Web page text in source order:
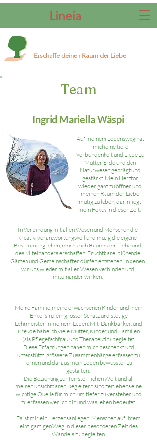
Erschaffe deinen Raum der Liebe
Lineia
Team
Ingrid Mariella Wäspi
Auf meinem Lebensweg hat
mich eine tiefe
Verbundenheit und Liebe zu
Mutter Erde und den
Naturwesen geprägt und
gestärkt. Mein Herztor
wieder ganz zu öffnen und
meinen Raum der Liebe
mutig zu leben, darin liegt
mein Fokus in dieser Zeit.
In Verbindung mit allen Wesen und Menschen die
kreativ, verantwortungsvoll und mutig die eigene
Bestimmung leben, möchte ich Räume der Liebe und
des Miteinanders erschaffen. Fruchtbare, blühende
Gärten und Gemeinschaften dürfen entstehen, in denen
wir uns wieder mit allen Wesen verbinden und
miteinander wirken.
Meine Familie, meine erwachsenen Kinder und mein
Enkel sind ein grosser Schatz und stetige
Lehrmeister in meinem Leben. Mit Dankbarkeit und
Freude habe ich viele Mütter, Kinder und Familien
(als Pflegefachfrau und Therapeutin) begleitet.
Diese Erfahrungen haben mich beschenkt und
unterstützt, grössere Zusammenhänge erfassen zu
lernen und daraus mein Leben bewusster zu
gestalten.
Die Beziehung zur feinstofflichen Welt und all
meinen unsichtbaren Begleitern sind zeitlebens eine
wichtige Quelle für mich, um tiefer zu verstehen und
zu erfassen wer ich bin und was leben bedeutet.
Es ist mir ein Herzensanliegen, Menschen auf ihrem
einzigartigen Weg in dieser besonderen Zeit des
Wandels zu begleiten.